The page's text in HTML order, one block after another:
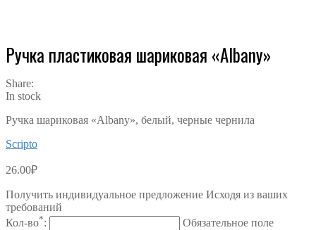
Ручка пластиковая шариковая «Albany»
Share:
In stock
Ручка шариковая «Albany», белый, черные чернила
Scripto
26.00₽
Получить индивидуальное предложение Исходя из ваших
требований
Кол-во*:
Обязательное поле